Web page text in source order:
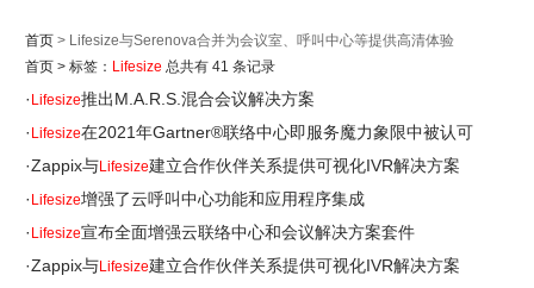
首页> Lifesize与Serenova合并为会议室、呼叫中心等提供高清体验
首页> 标签： Lifesize 总共有 41 条记录
· Lifesize推出M.A.R.S.混合会议解决方案
· Lifesize在2021年Gartner®联络中心即服务魔力象限中被认可
·Zappix与Lifesize建立合作伙伴关系提供可视化IVR解决方案
· Lifesize增强了云呼叫中心功能和应用程序集成
· Lifesize宣布全面增强云联络中心和会议解决方案套件
·Zappix与Lifesize建立合作伙伴关系提供可视化IVR解决方案